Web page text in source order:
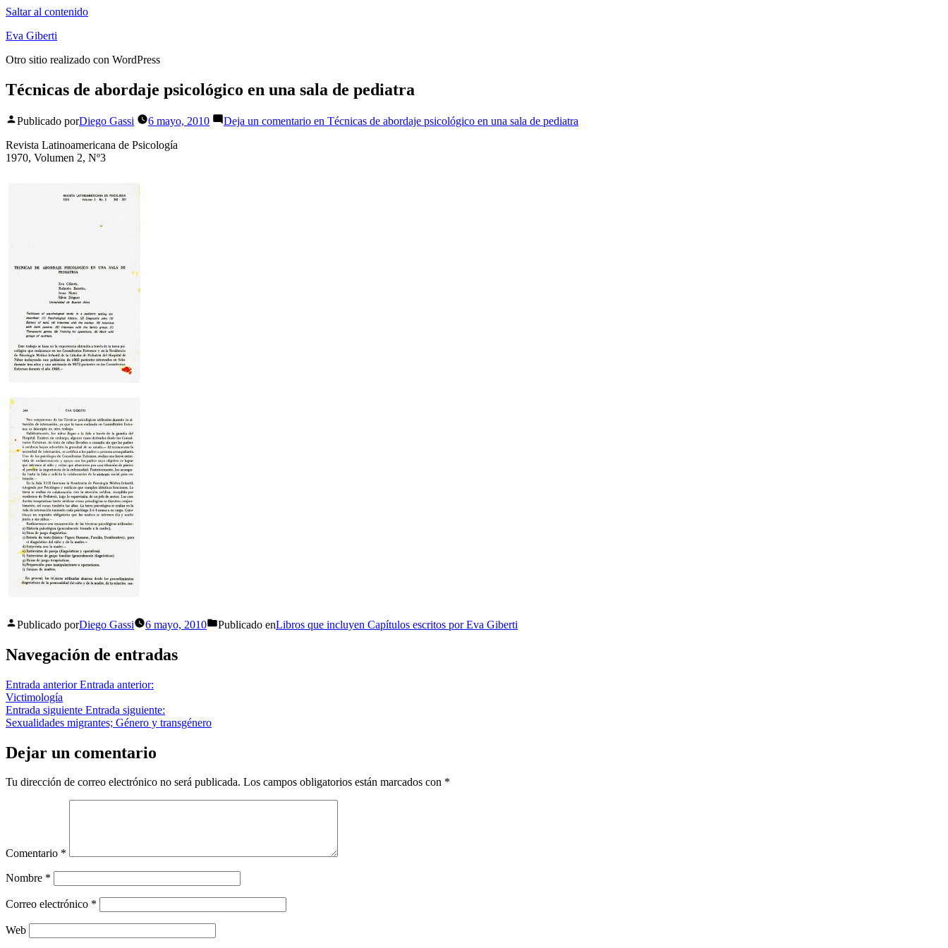
Saltar al contenido
Eva Giberti
Otro sitio realizado con WordPress
Técnicas de abordaje psicológico en una sala de pediatra
Publicado porDiego Gassi 6 mayo, 2010 Deja un comentario en Técnicas de abordaje psicológico en una sala de pediatra
Revista Latinoamericana de Psicología
1970, Volumen 2, Nº3
Publicado porDiego Gassi 6 mayo, 2010 Publicado enLibros que incluyen Capítulos escritos por Eva Giberti
Navegación de entradas
Entrada anterior Entrada anterior:
Victimología
Entrada siguiente Entrada siguiente:
Sexualidades migrantes; Género y transgénero
Dejar un comentario
Tu dirección de correo electrónico no será publicada. Los campos obligatorios están marcados con *
Comentario *
Nombre *
Correo electrónico *
Web